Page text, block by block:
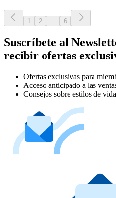
1 2 ... 6
Suscríbete al
recibir ofertas
Ofertas exclusivas para
Acceso anticipado a las
Consejos sobre estilos de